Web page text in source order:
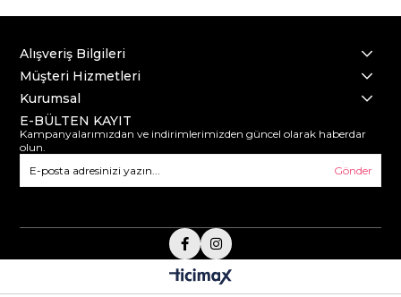
Alışveriş Bilgileri
Müşteri Hizmetleri
Kurumsal
E-BÜLTEN KAYIT
Kampanyalarımızdan ve indirimlerimizden güncel olarak haberdar
olun.
Gönder